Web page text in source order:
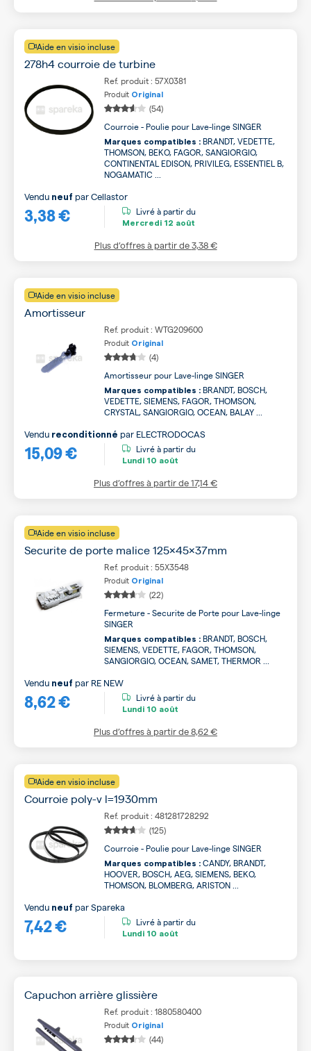
Aide en visio incluse
278h4 courroie de turbine
Ref. produit : 57X0381
Produit Original
(54)
Courroie - Poulie pour Lave-linge SINGER
Marques compatibles : BRANDT, VEDETTE,
THOMSON, BEKO, FAGOR, SANGIORGIO,
CONTINENTAL EDISON, PRIVILEG, ESSENTIEL B,
NOGAMATIC ...
3,38 €
Vendu neuf parCellastor
Livré à partir du
Mercredi 12 août
Plus d’offres à partir de3,38 €
Aide en visio incluse
Amortisseur
Ref. produit : WTG209600
Produit Original
(4)
Amortisseur pour Lave-linge SINGER
Marques compatibles : BRANDT, BOSCH,
VEDETTE, SIEMENS, FAGOR, THOMSON,
CRYSTAL, SANGIORGIO, OCEAN, BALAY ...
15,09 €
Vendu reconditionné par ELECTRODOCAS
Livré à partir du
Lundi 10 août
Plus d’offres à partir de17,14 €
Aide en visio incluse
Securite de porte malice 125x45x37mm
Ref. produit : 55X3548
Produit Original
(22)
Fermeture - Securite de Porte pour Lave-linge
SINGER
Marques compatibles : BRANDT, BOSCH,
SIEMENS, VEDETTE, FAGOR, THOMSON,
SANGIORGIO, OCEAN, SAMET, THERMOR ...
8,62 €
Vendu neuf par RE NEW
Livré à partir du
Lundi 10 août
Plus d’offres à partir de8,62 €
Aide en visio incluse
Courroie poly-v l=1930mm
Ref. produit : 481281728292
(125)
Courroie - Poulie pour Lave-linge SINGER
Marques compatibles : CANDY, BRANDT,
HOOVER, BOSCH, AEG, SIEMENS, BEKO,
THOMSON, BLOMBERG, ARISTON ...
7,42 €
Vendu neuf parSpareka
Livré à partir du
Lundi 10 août
Capuchon arrière glissière
Ref. produit : 1880580400
Produit Original
(44)